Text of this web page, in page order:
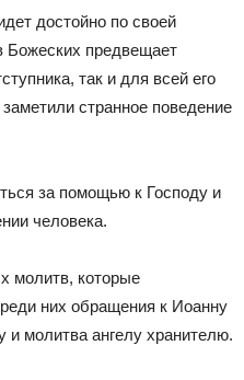
достойно по своей
Божеских предвещает
так и для всей его
странное поведение
за помощью к Господу и
человека.
молитв, которые
них обращения к Иоанну
молитва ангелу хранителю.